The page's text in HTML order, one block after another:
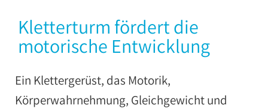
Kletterturm fördert die
motorische Entwicklung
Ein Klettergerüst, das Motorik,
Körperwahrnehmung, Gleichgewicht und